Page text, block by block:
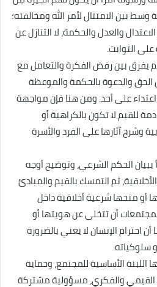
بين الامتثال لأمر الله ومخالفته؛
والعدل والحكمة، لا التنازل عن
الثوابت.
يفرق بين رفض الفكرة والتعامل مع
الحق والدعوة بالحكمة والموعظة
على أحد. ومن هنا فإن مواجهة
للقيم لا تكون بالكراهية أو
وشرح آثارها على الفرد والأسرة
ببيان الحكم الشرعي، وتوضيح أوجه
ثم التمسك بالقيم والمبادئ
أو منحها شرعية أخلاقية داخل
أن تتخلى عن هويتها أو
الإنسان لا يعني بالضرورة
سلوكياته.
اللبنة الأساسية للمجتمع، وحماية
القيمي والفكري، مسؤولية مشتركة